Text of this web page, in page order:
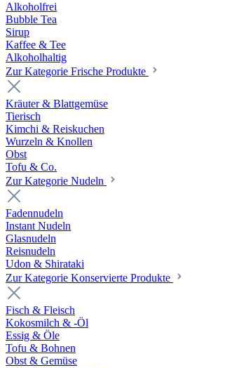
Alkoholfrei
Bubble Tea
Sirup
Kaffee & Tee
Alkoholhaltig
Zur Kategorie Frische Produkte
Kräuter & Blattgemüse
Tierisch
Kimchi & Reiskuchen
Wurzeln & Knollen
Obst
Tofu & Co.
Zur Kategorie Nudeln
Fadennudeln
Instant Nudeln
Glasnudeln
Reisnudeln
Udon & Shirataki
Zur Kategorie Konservierte Produkte
Fisch & Fleisch
Kokosmilch & -Öl
Essig & Öle
Tofu & Bohnen
Obst & Gemüse